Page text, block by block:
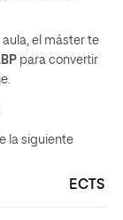
el máster te
para convertir
la siguiente
ECTS